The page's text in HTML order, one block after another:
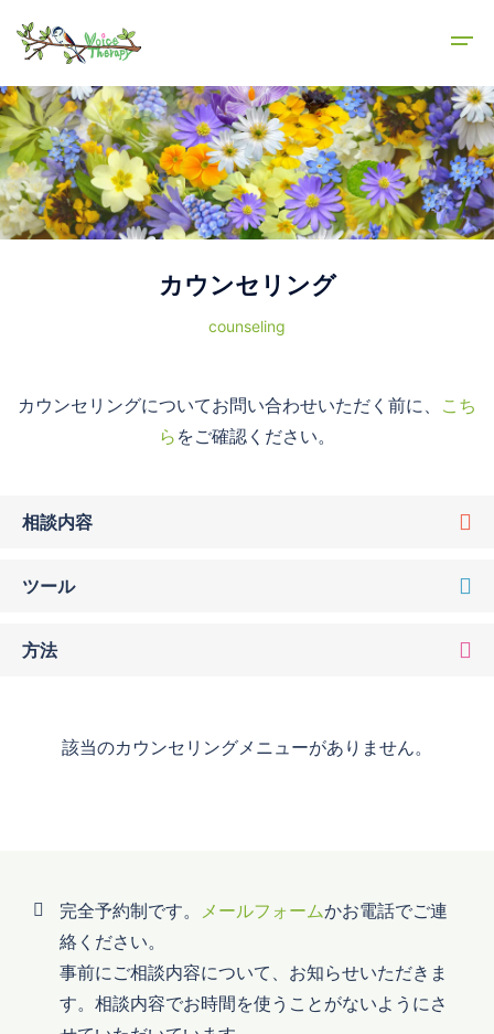
カウンセリング
counseling
カウンセリングについてお問い合わせいただく前に、 こち
ら をご確認ください。
相談内容
ツール
方法
該当のカウンセリングメニューがありません。
完全予約制です。 メールフォームかお電話でご連
絡ください。
事前にご相談内容について、お知らせいただきま
す。相談内容でお時間を使うことがないようにさ